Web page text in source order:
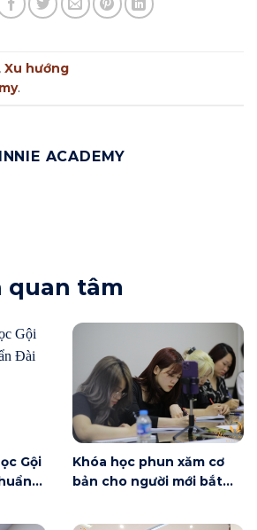
, Xu hướng
.
ACADEMY
quan tâm
Gội
Khóa học phun xăm cơ
bản cho người mới bắt
có gì?